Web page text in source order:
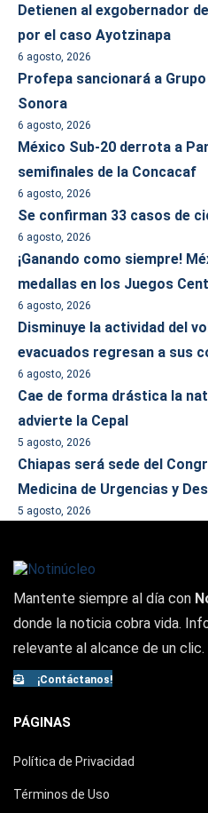
Detienen al exgobernador
por el caso Ayotzinapa
6 agosto, 2026
Profepa sancionará a
Sonora
6 agosto, 2026
México Sub-20 derrota a
semifinales de la Concacaf
6 agosto, 2026
Se confirman 33 casos de
6 agosto, 2026
¡Ganando como siempre!
medallas en los Juegos
6 agosto, 2026
Disminuye la actividad del
evacuados regresan a sus
6 agosto, 2026
Cae de forma drástica la
advierte la Cepal
5 agosto, 2026
Chiapas será sede del
Medicina de Urgencias y
5 agosto, 2026
Mantente siempre al día con
donde la noticia cobra vida.
relevante al alcance de un clic.
¡Contáctanos!
PÁGINAS
Política de Privacidad
Términos de Uso